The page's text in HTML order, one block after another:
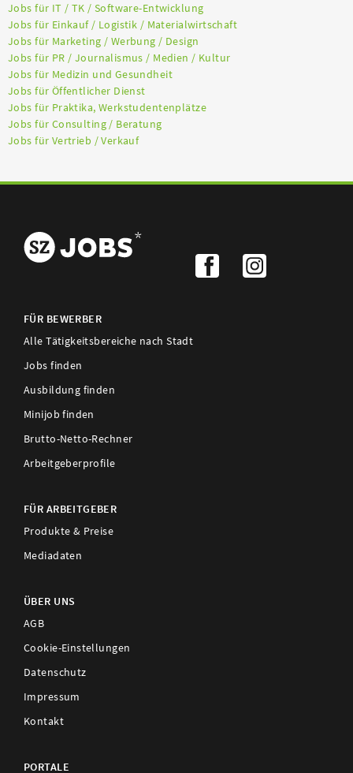
Jobs für IT / TK / Software-Entwicklung
Jobs für Einkauf / Logistik / Materialwirtschaft
Jobs für Marketing / Werbung / Design
Jobs für PR / Journalismus / Medien / Kultur
Jobs für Medizin und Gesundheit
Jobs für Öffentlicher Dienst
Jobs für Praktika, Werkstudentenplätze
Jobs für Consulting / Beratung
Jobs für Vertrieb / Verkauf
FÜR BEWERBER
Alle Tätigkeitsbereiche nach Stadt
Jobs finden
Ausbildung finden
Minijob finden
Brutto-Netto-Rechner
Arbeitgeberprofile
FÜR ARBEITGEBER
Produkte & Preise
Mediadaten
ÜBER UNS
AGB
Cookie-Einstellungen
Datenschutz
Impressum
Kontakt
PORTALE